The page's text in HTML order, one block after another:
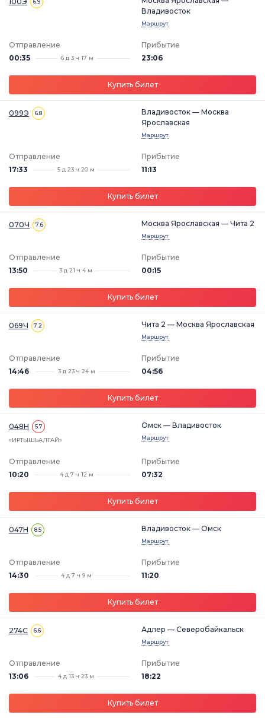
6.9
Владивосток
Маршрут
Отправление
00:35
6 д 3 ч 17 м
Прибытие
23:06
Купить билет
099Э 6.8
Владивосток — Москва
Ярославская
Маршрут
Отправление
17:33
5 д 23 ч 20 м
Прибытие
11:13
Купить билет
070Ч 7.6 Москва Ярославская — Чита 2
Маршрут
Отправление
13:50
3 д 21 ч 4 м
Прибытие
00:15
Купить билет
069Ч 7.2 Чита 2 — Москва Ярославская
Маршрут
Отправление
14:46
3 д 23 ч 24 м
Прибытие
04:56
Купить билет
048Н 5.7
«ИРТЫШЬАЛТАЙ»
Омск — Владивосток
Маршрут
Отправление
10:20
4 д 7 ч 12 м
Прибытие
07:32
Купить билет
047Н 8.5 Владивосток — Омск
Маршрут
Отправление
14:30
4 д 7 ч 9 м
Прибытие
11:20
Купить билет
274С 6.6 Адлер — Северобайкальск
Маршрут
Отправление
13:06
4 д 13 ч 23 м
Прибытие
18:22
Купить билет